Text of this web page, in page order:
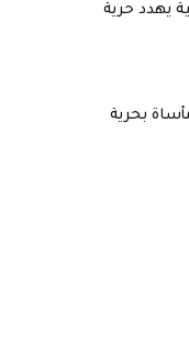
يهدد حرية
مأساة بحرية